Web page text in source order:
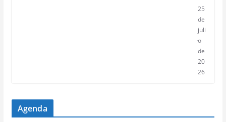
25
de
juli
o
de
20
26
Agenda